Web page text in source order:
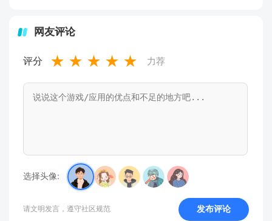
网友评论
评分 ★ ★ ★ ★ ★ 力荐
选择头像:
请文明发言，遵守社区规范 发布评论